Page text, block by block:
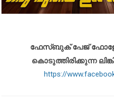
ഫേസ്ബുക് പേജ്
കൊടുത്തിരിക്കുന്ന
https://